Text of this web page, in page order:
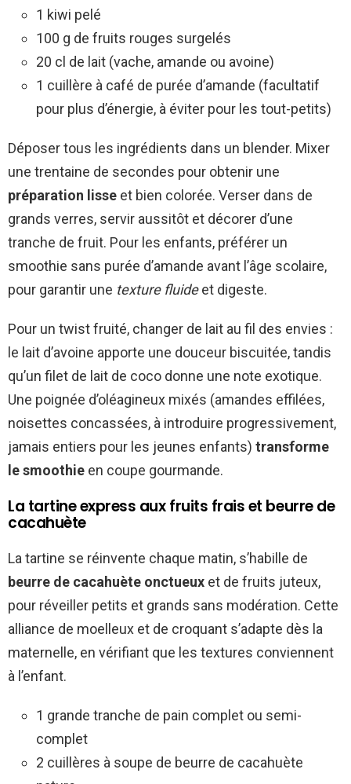
1 kiwi pelé
100 g de fruits rouges surgelés
20 cl de lait (vache, amande ou avoine)
1 cuillère à café de purée d’amande (facultatif
pour plus d’énergie, à éviter pour les tout-petits)
Déposer tous les ingrédients dans un blender. Mixer
une trentaine de secondes pour obtenir une
préparation lisse et bien colorée. Verser dans de
grands verres, servir aussitôt et décorer d’une
tranche de fruit. Pour les enfants, préférer un
smoothie sans purée d’amande avant l’âge scolaire,
pour garantir une texture fluideet digeste.
Pour un twist fruité, changer de lait au fil des envies :
le lait d’avoine apporte une douceur biscuitée, tandis
qu’un filet de lait de coco donne une note exotique.
Une poignée d’oléagineux mixés (amandes effilées,
noisettes concassées, à introduire progressivement,
jamais entiers pour les jeunes enfants) transforme
le smoothie en coupe gourmande.
La tartine express aux fruits frais et beurre de
cacahuète
La tartine se réinvente chaque matin, s’habille de
beurre de cacahuète onctueux et de fruits juteux,
pour réveiller petits et grands sans modération. Cette
alliance de moelleux et de croquant s’adapte dès la
maternelle, en vérifiant que les textures conviennent
à l’enfant.
1 grande tranche de pain complet ou semi-
complet
2 cuillères à soupe de beurre de cacahuète